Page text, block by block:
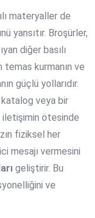
materyaller de
yansıtır. Broşürler,
diğer basılı
kurmanın ve
güçlü yollarıdır.
katalog veya bir
iletişimin ötesinde
fiziksel her
mesajı vermesini
geliştirir. Bu
ve